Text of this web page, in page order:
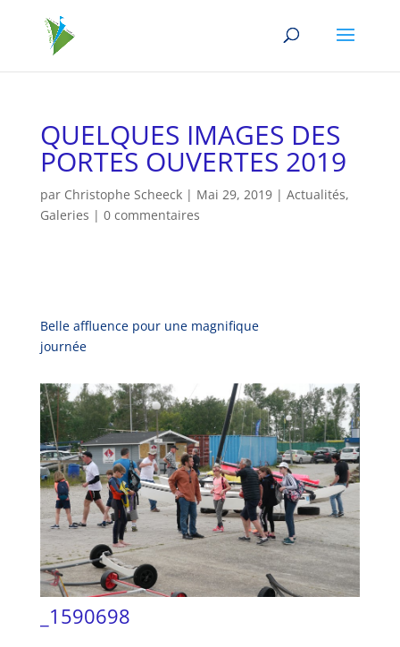
QUELQUES IMAGES DES
PORTES OUVERTES 2019
par Christophe Scheeck| Mai 29, 2019| Actualités,
Galeries | 0 commentaires
Belle affluence pour une magnifique
journée
_1590698